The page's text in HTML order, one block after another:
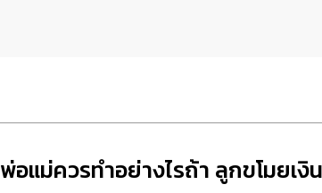
แม่ควรทำอย่างไรถ้า ลูกขโมยเงิน